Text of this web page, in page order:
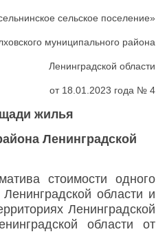
сельское поселение»
муниципального района
Ленинградской области
от 18.01.2023 года № 4
жилья
Ленинградской
стоимости одного
области и
Ленинградской
области от